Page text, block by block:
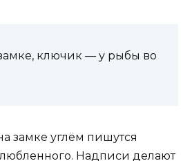
ключик — у рыбы во
замке углём пишутся
Надписи делают